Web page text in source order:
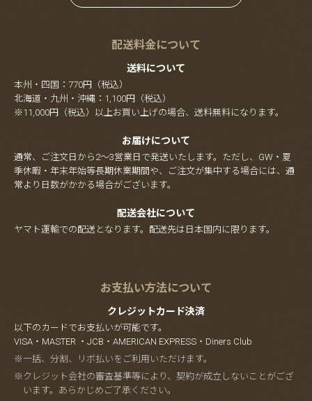
配送料金について
送料について
本州・四国：770円（税込）
北海道・九州・沖縄：1,100円（税込）
※11,000円（税込）以上お買い上げの場合、送料無料になります。
お届けについて
通常、ご注文日から2～3営業日で発送いたします。ただし、GW・夏
季休暇・年末年始等長期休業期間や、ご注文が集中する場合には、通
常より日数がかかる場合がございます。
配送会社について
ヤマト運輸での配送となります。配送先は日本国内に限ります。
お支払い方法について
クレジットカード決済
以下のカードでお支払いが可能です。
VISA・MASTER ・JCB・AMERICAN EXPRESS・Diners Club
※一括、分割、リボ払いをご利用いただけます。
※クレジット会社の審査基準等により、契約が成立しないことがござ
います。あらかじめご了承ください。